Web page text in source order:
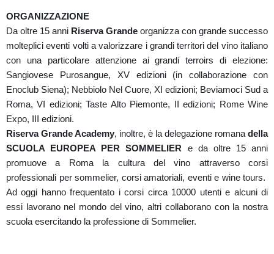
ORGANIZZAZIONE
Da oltre 15 anni Riserva Grande organizza con grande successo
molteplici eventi volti a valorizzare i grandi territori del vino italiano
con una particolare attenzione ai grandi terroirs di elezione:
Sangiovese Purosangue, XV edizioni (in collaborazione con
Enoclub Siena); Nebbiolo Nel Cuore, XI edizioni; Beviamoci Sud a
Roma, VI edizioni; Taste Alto Piemonte, II edizioni; Rome Wine
Expo, III edizioni.
Riserva Grande Academy, inoltre, è la delegazione romana della
SCUOLA EUROPEA PER SOMMELIER e da oltre 15 anni
promuove a Roma la cultura del vino attraverso corsi
professionali per sommelier, corsi amatoriali, eventi e wine tours.
Ad oggi hanno frequentato i corsi circa 10000 utenti e alcuni di
essi lavorano nel mondo del vino, altri collaborano con la nostra
scuola esercitando la professione di Sommelier.